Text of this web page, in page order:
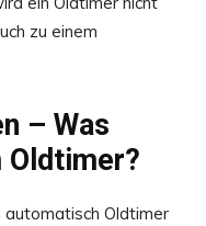
zu einem
– Was
Oldtimer?
Oldtimer